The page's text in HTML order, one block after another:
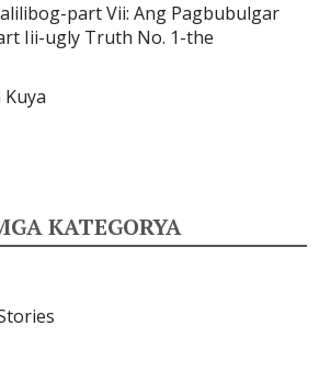
part Vii: Ang Pagbubulgar
Iii-ugly Truth No. 1-the
Kuya
KATEGORYA